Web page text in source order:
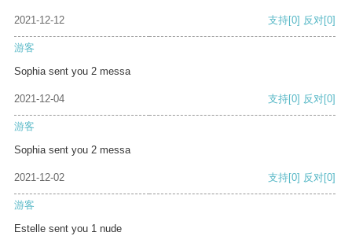
2021-12-12 支持[0] 反对[0]
游客
Sophia sent you 2 messa
2021-12-04 支持[0] 反对[0]
游客
Sophia sent you 2 messa
2021-12-02 支持[0] 反对[0]
游客
Estelle sent you 1 nude